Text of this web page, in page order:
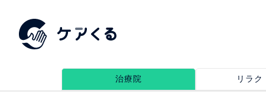
治療院 リラク